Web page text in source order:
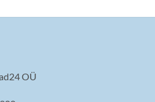
OÜ